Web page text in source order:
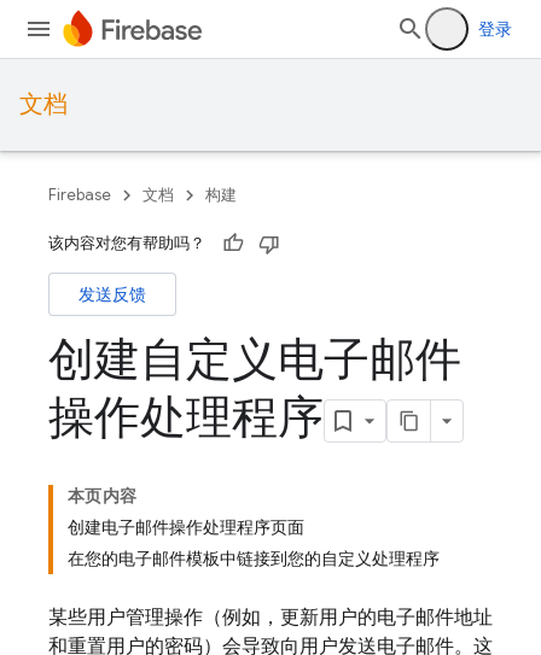
登录
文档
Firebase 文档 构建
该内容对您有帮助吗？
发送反馈
创建自定义电子邮件
操作处理程序
本页内容
创建电子邮件操作处理程序页面
在您的电子邮件模板中链接到您的自定义处理程序
某些用户管理操作（例如，更新用户的电子邮件地址
和重置用户的密码）会导致向用户发送电子邮件。这